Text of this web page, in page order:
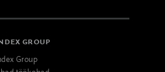
GROUP
Group